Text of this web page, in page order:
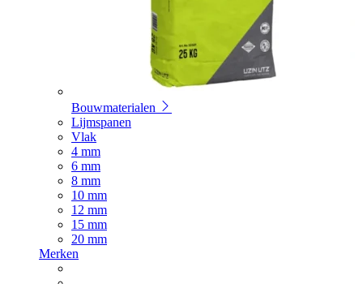
Bouwmaterialen
Lijmspanen
Vlak
4 mm
6 mm
8 mm
10 mm
12 mm
15 mm
20 mm
Merken